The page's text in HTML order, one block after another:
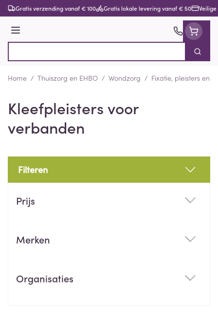
Ga naar de inhoud
Gratis verzending vanaf € 100 Gratis lokale levering vanaf € 50
Menu
Zoek
Home / Thuiszorg en EHBO / Wondzorg / Fixatie, pleisters en
Kleefpleisters voor
verbanden
Filteren
Prijs
Merken
Organisaties